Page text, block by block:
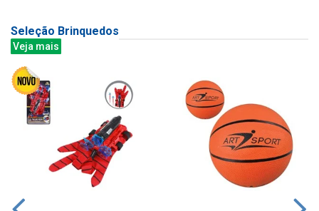
Seleção Brinquedos
Veja mais